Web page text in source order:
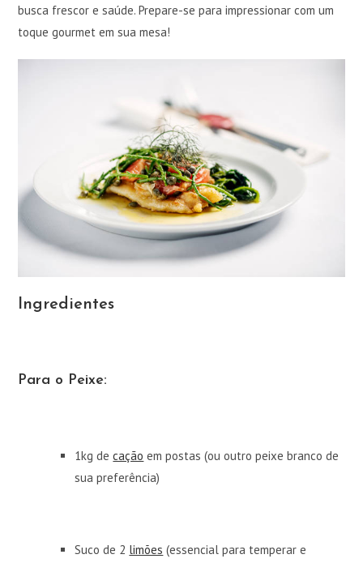
busca frescor e saúde. Prepare-se para impressionar com um
toque gourmet em sua mesa!
Ingredientes
Para o Peixe:
1kg decação em postas (ou outro peixe branco de
sua preferência)
Suco de 2 limões (essencial para temperar e